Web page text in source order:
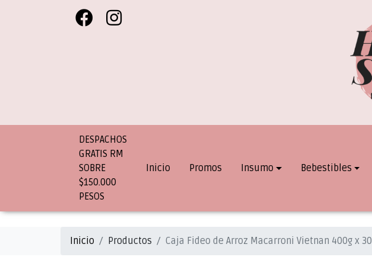
DESPACHOS
GRATIS RM
SOBRE
$150.000
PESOS
Inicio Promos Insumo Bebestibles
Inicio Productos Caja Fideo de Arroz Macarroni Vietnan 400g x 30